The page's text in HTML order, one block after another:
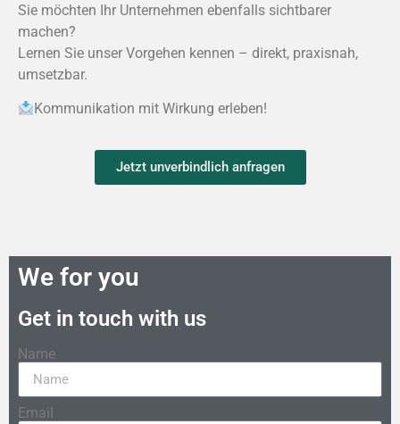
Sie möchten Ihr Unternehmen ebenfalls sichtbarer
machen?
Lernen Sie unser Vorgehen kennen – direkt, praxisnah,
umsetzbar.
Kommunikation mit Wirkung erleben!
Jetzt unverbindlich anfragen
We for you
Get in touch with us
Name
Email